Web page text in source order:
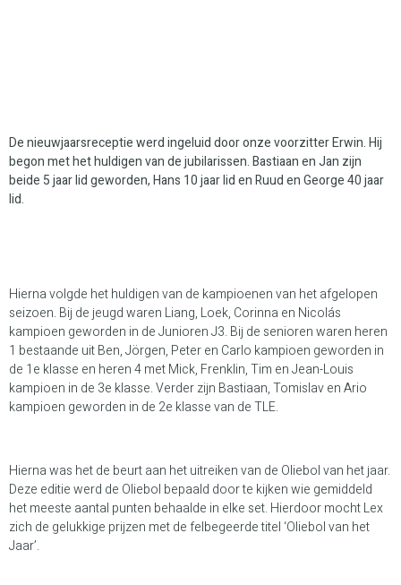
De nieuwjaarsreceptie werd ingeluid door onze voorzitter Erwin. Hij
begon met het huldigen van de jubilarissen. Bastiaan en Jan zijn
beide 5 jaar lid geworden, Hans 10 jaar lid en Ruud en George 40 jaar
lid.
Hierna volgde het huldigen van de kampioenen van het afgelopen
seizoen. Bij de jeugd waren Liang, Loek, Corinna en Nicolás
kampioen geworden in de Junioren J3. Bij de senioren waren heren
1 bestaande uit Ben, Jörgen, Peter en Carlo kampioen geworden in
de 1e klasse en heren 4 met Mick, Frenklin, Tim en Jean-Louis
kampioen in de 3e klasse. Verder zijn Bastiaan, Tomislav en Ario
kampioen geworden in de 2e klasse van de TLE.
Hierna was het de beurt aan het uitreiken van de Oliebol van het jaar.
Deze editie werd de Oliebol bepaald door te kijken wie gemiddeld
het meeste aantal punten behaalde in elke set. Hierdoor mocht Lex
zich de gelukkige prijzen met de felbegeerde titel ‘Oliebol van het
Jaar’.